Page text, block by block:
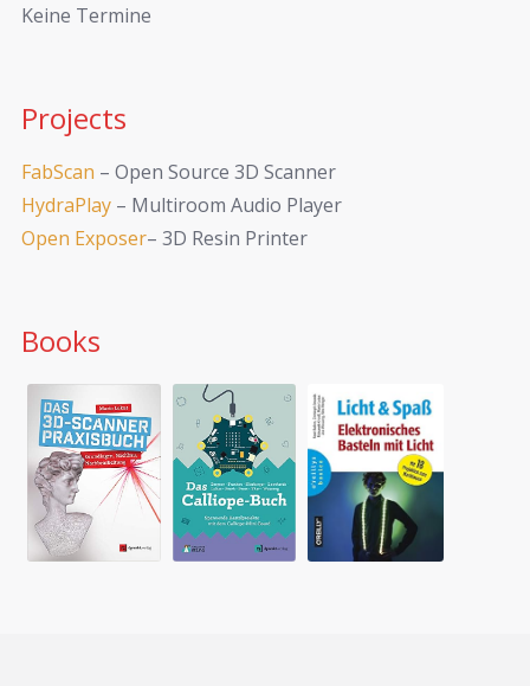
Keine Termine
Projects
FabScan – Open Source 3D Scanner
HydraPlay – Multiroom Audio Player
Open Exposer– 3D Resin Printer
Books